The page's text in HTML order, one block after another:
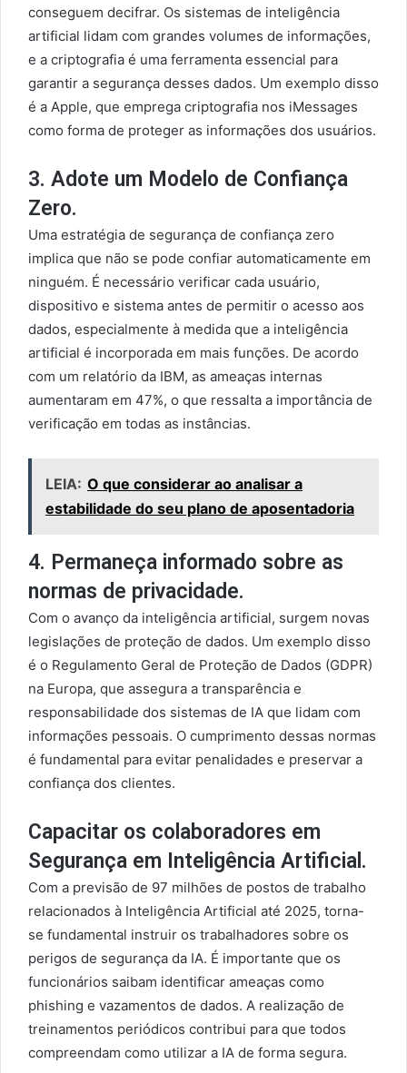
conseguem decifrar. Os sistemas de inteligência
artificial lidam com grandes volumes de informações,
e a criptografia é uma ferramenta essencial para
garantir a segurança desses dados. Um exemplo disso
é a Apple, que emprega criptografia nos iMessages
como forma de proteger as informações dos usuários.
3. Adote um Modelo de Confiança
Zero.
Uma estratégia de segurança de confiança zero
implica que não se pode confiar automaticamente em
ninguém. É necessário verificar cada usuário,
dispositivo e sistema antes de permitir o acesso aos
dados, especialmente à medida que a inteligência
artificial é incorporada em mais funções. De acordo
com um relatório da IBM, as ameaças internas
aumentaram em 47%, o que ressalta a importância de
verificação em todas as instâncias.
LEIA: O que considerar ao analisar a
estabilidade do seu plano de aposentadoria
4. Permaneça informado sobre as
normas de privacidade.
Com o avanço da inteligência artificial, surgem novas
legislações de proteção de dados. Um exemplo disso
é o Regulamento Geral de Proteção de Dados (GDPR)
na Europa, que assegura a transparência e
responsabilidade dos sistemas de IA que lidam com
informações pessoais. O cumprimento dessas normas
é fundamental para evitar penalidades e preservar a
confiança dos clientes.
Capacitar os colaboradores em
Segurança em Inteligência Artificial.
Com a previsão de 97 milhões de postos de trabalho
relacionados à Inteligência Artificial até 2025, torna-
se fundamental instruir os trabalhadores sobre os
perigos de segurança da IA. É importante que os
funcionários saibam identificar ameaças como
phishing e vazamentos de dados. A realização de
treinamentos periódicos contribui para que todos
compreendam como utilizar a IA de forma segura.